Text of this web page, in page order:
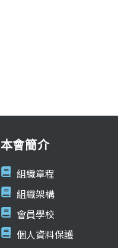
本會簡介
組織章程
組織架構
會員學校
個人資料保護